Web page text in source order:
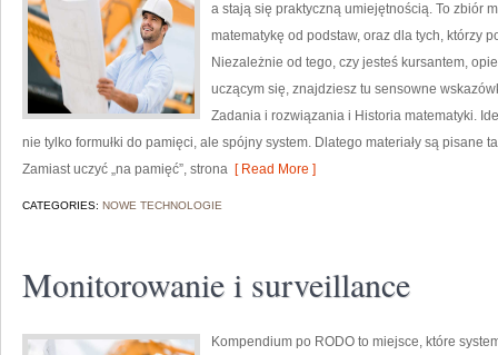
a stają się praktyczną umiejętnością. To zbiór
matematykę od podstaw, oraz dla tych, którzy
Niezależnie od tego, czy jesteś kursantem,
uczącym się, znajdziesz tu sensowne
Zadania i rozwiązania i Historia matematyki.
nie tylko formułki do pamięci, ale spójny system. Dlatego materiały są pisane
Zamiast uczyć „na pamięć”, strona [ Read More ]
CATEGORIES: NOWE TECHNOLOGIE
Monitorowanie i surveillance
Kompendium po RODO to miejsce, które